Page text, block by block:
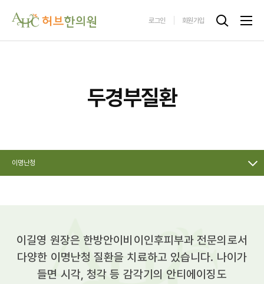
로그인 회원가입
두경부질환
이명난청
이길영 원장은 한방안이비이인후피부과 전문의로서
다양한 이명난청 질환을 치료하고 있습니다. 나이가
들면 시각, 청각 등 감각기의 안티에이징도